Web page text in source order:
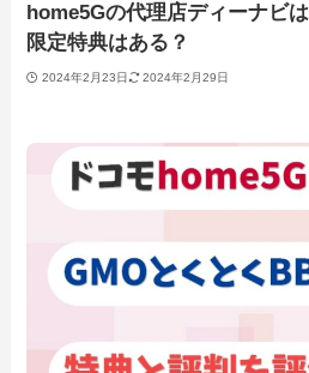
home5Gの代理店ディーナビ
限定特典はある？
2024年2月23日 2024年2月29日